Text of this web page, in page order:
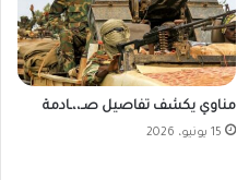
مناوي يكشف تفاصيل صـ،،ـادمة
15 يونيو، 2026